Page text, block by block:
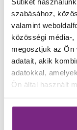
szabásához,
valamint
közösségi média-,
megosztjuk az Ön
adatait, akik
adatokkal,
Ön által használt
fekete
2.530Ft
☀️Kedves
A rendkívüli
csokoládéink
átmenetileg
biztosítani,
tőlünk
Önökhöz.
biztonságos
rendelhetővé